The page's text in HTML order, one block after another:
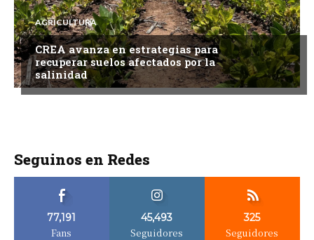
AGRICULTURA
CREA avanza en estrategias para
recuperar suelos afectados por la
salinidad
Seguinos en Redes
77,191
Fans
45,493
Seguidores
325
Seguidores